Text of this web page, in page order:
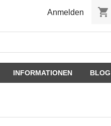
Anmelden shopping_cart
INFORMATIONEN BLOG